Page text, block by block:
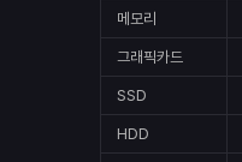
메모리
그래픽카드
SSD
HDD